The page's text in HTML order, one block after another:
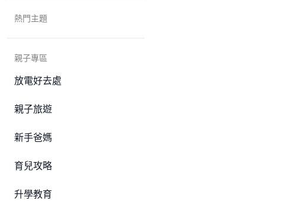
熱門主題
親子專區
放電好去處
親子旅遊
新手爸媽
育兒攻略
升學教育